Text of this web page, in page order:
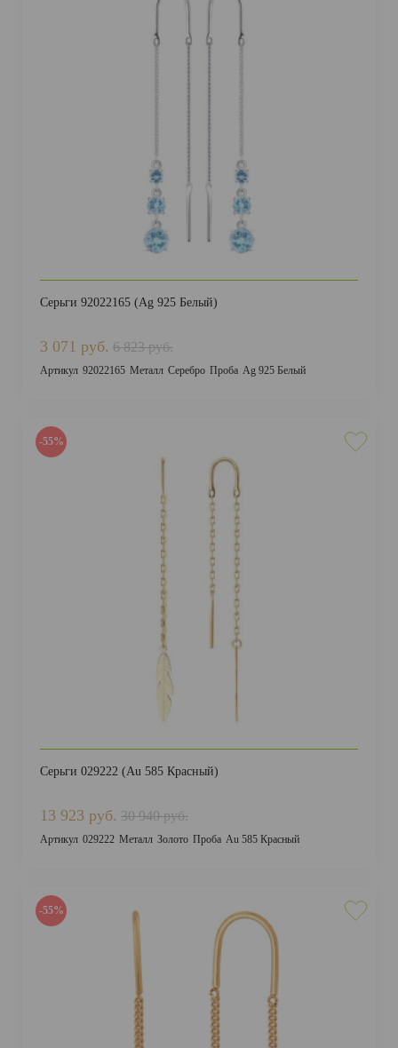
Серьги 92022165 (Ag 925 Белый)
3 071 руб. 6 823 руб.
Артикул 92022165 Металл Серебро Проба Ag 925 Белый
-55%
Серьги 029222 (Au 585 Красный)
13 923 руб. 30 940 руб.
Артикул 029222 Металл Золото Проба Au 585 Красный
-55%